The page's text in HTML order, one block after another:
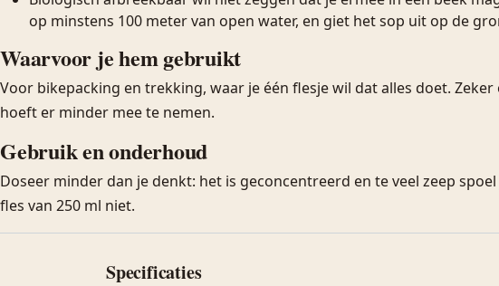
op minstens 100 meter van open water, en giet het sop uit op de
Waarvoor je hem gebruikt
Voor bikepacking en trekking, waar je één flesje wil dat alles doet.
hoeft er minder mee te nemen.
Gebruik en onderhoud
Doseer minder dan je denkt: het is geconcentreerd en te veel zeep
fles van 250 ml niet.
Specificaties